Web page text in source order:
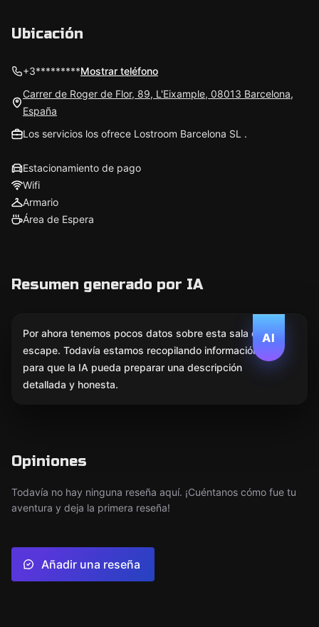
Ubicación
+3*********Mostrar teléfono
Carrer de Roger de Flor, 89, L'Eixample, 08013 Barcelona,
España
Los servicios los ofrece Lostroom Barcelona SL .
Estacionamiento de pago
Wifi
Armario
Área de Espera
Resumen generado por IA
AI
Por ahora tenemos pocos datos sobre esta sala de
escape. Todavía estamos recopilando información
para que la IA pueda preparar una descripción
detallada y honesta.
Opiniones
Todavía no hay ninguna reseña aquí. ¡Cuéntanos cómo fue tu
aventura y deja la primera reseña!
Añadir una reseña